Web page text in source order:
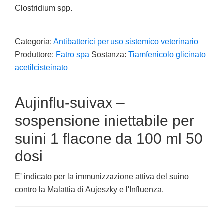
Clostridium spp.
Categoria: Antibatterici per uso sistemico veterinario
Produttore: Fatro spa Sostanza: Tiamfenicolo glicinato
acetilcisteinato
Aujinflu-suivax –
sospensione iniettabile per
suini 1 flacone da 100 ml 50
dosi
E' indicato per la immunizzazione attiva del suino
contro la Malattia di Aujeszky e l'Influenza.